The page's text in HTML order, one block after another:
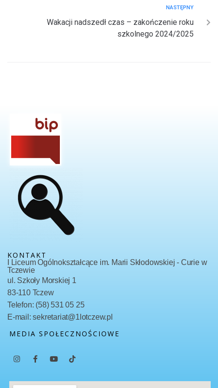
NASTĘPNY
Wakacji nadszedł czas – zakończenie roku
szkolnego 2024/2025
KONTAKT
I Liceum Ogólnokształcące im. Marii Skłodowskiej - Curie w
Tczewie
ul. Szkoły Morskiej 1
83-110 Tczew
Telefon: (58) 531 05 25
E-mail: sekretariat@1lotczew.pl
MEDIA SPOŁECZNOŚCIOWE